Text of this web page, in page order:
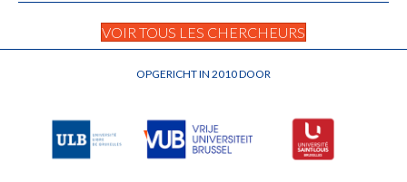
VOIR TOUS LES CHERCHEURS
OPGERICHT IN 2010 DOOR